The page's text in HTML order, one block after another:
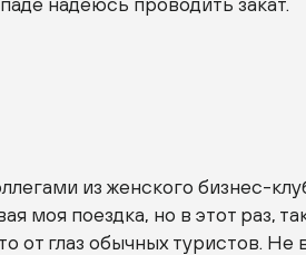
из женского бизнес-
моя поездка, но в этот раз,
от глаз обычных туристов. Не